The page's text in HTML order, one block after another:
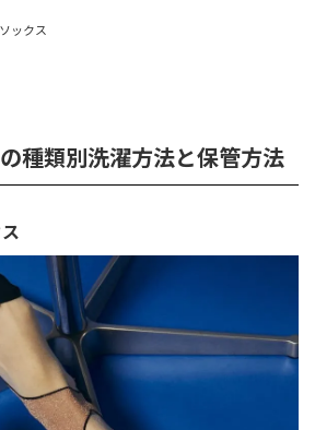
ックス
種類別洗濯方法と保管方法